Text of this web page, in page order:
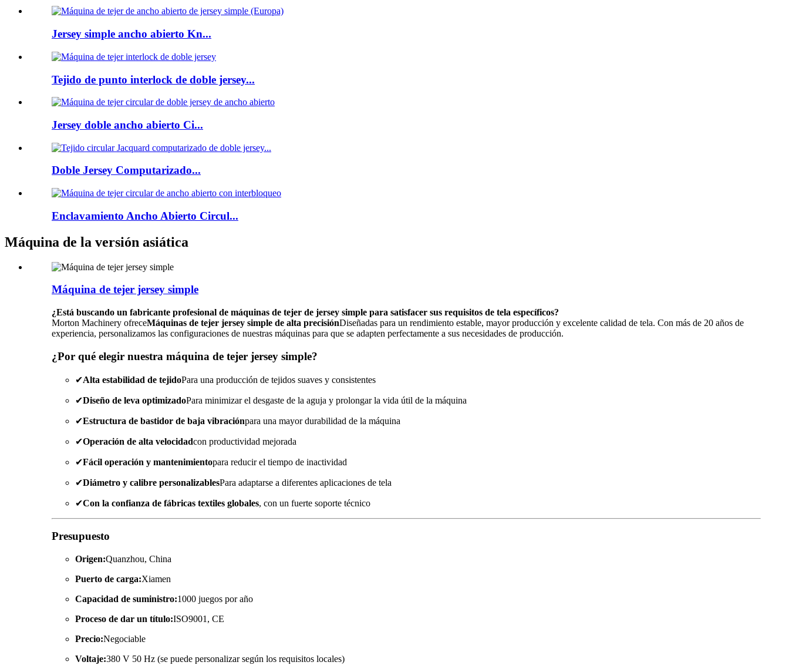
Jersey simple ancho abierto Kn...
Tejido de punto interlock de doble jersey...
Jersey doble ancho abierto Ci...
Doble Jersey Computarizado...
Enclavamiento Ancho Abierto Circul...
Máquina de la versión asiática
Máquina de tejer jersey simple
¿Está buscando un fabricante profesional de máquinas de tejer de jersey simple para satisfacer sus requisitos de tela específicos?
Morton Machinery ofreceMáquinas de tejer jersey simple de alta precisiónDiseñadas para un rendimiento estable, mayor producción y excelente calidad de tela. Con más de 20 años de
experiencia, personalizamos las configuraciones de nuestras máquinas para que se adapten perfectamente a sus necesidades de producción.
¿Por qué elegir nuestra máquina de tejer jersey simple?
✔Alta estabilidad de tejidoPara una producción de tejidos suaves y consistentes
✔Diseño de leva optimizadoPara minimizar el desgaste de la aguja y prolongar la vida útil de la máquina
✔Estructura de bastidor de baja vibraciónpara una mayor durabilidad de la máquina
✔Operación de alta velocidadcon productividad mejorada
✔Fácil operación y mantenimientopara reducir el tiempo de inactividad
✔Diámetro y calibre personalizablesPara adaptarse a diferentes aplicaciones de tela
✔Con la confianza de fábricas textiles globales, con un fuerte soporte técnico
Presupuesto
Origen:Quanzhou, China
Puerto de carga:Xiamen
Capacidad de suministro:1000 juegos por año
Proceso de dar un título:ISO9001, CE
Precio:Negociable
Voltaje:380 V 50 Hz (se puede personalizar según los requisitos locales)